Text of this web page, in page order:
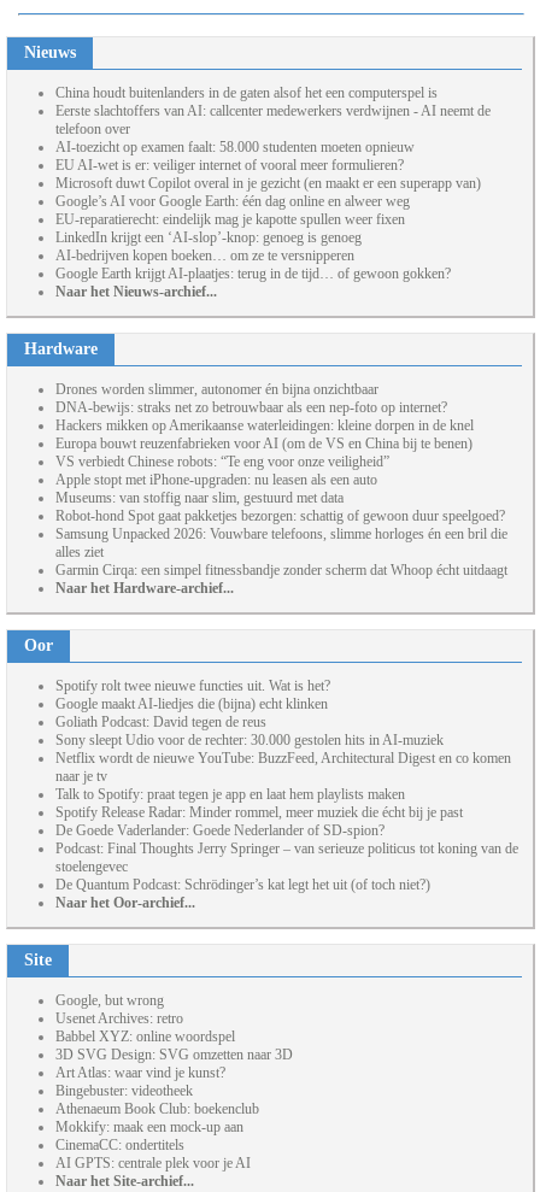
Nieuws
China houdt buitenlanders in de gaten alsof het een computerspel is
Eerste slachtoffers van AI: callcenter medewerkers verdwijnen - AI neemt de
telefoon over
AI-toezicht op examen faalt: 58.000 studenten moeten opnieuw
EU AI-wet is er: veiliger internet of vooral meer formulieren?
Microsoft duwt Copilot overal in je gezicht (en maakt er een superapp van)
Google’s AI voor Google Earth: één dag online en alweer weg
EU-reparatierecht: eindelijk mag je kapotte spullen weer fixen
LinkedIn krijgt een ‘AI-slop’-knop: genoeg is genoeg
AI-bedrijven kopen boeken… om ze te versnipperen
Google Earth krijgt AI-plaatjes: terug in de tijd… of gewoon gokken?
Naar het Nieuws-archief...
Hardware
Drones worden slimmer, autonomer én bijna onzichtbaar
DNA-bewijs: straks net zo betrouwbaar als een nep-foto op internet?
Hackers mikken op Amerikaanse waterleidingen: kleine dorpen in de knel
Europa bouwt reuzenfabrieken voor AI (om de VS en China bij te benen)
VS verbiedt Chinese robots: “Te eng voor onze veiligheid”
Apple stopt met iPhone-upgraden: nu leasen als een auto
Museums: van stoffig naar slim, gestuurd met data
Robot-hond Spot gaat pakketjes bezorgen: schattig of gewoon duur speelgoed?
Samsung Unpacked 2026: Vouwbare telefoons, slimme horloges én een bril die
alles ziet
Garmin Cirqa: een simpel fitnessbandje zonder scherm dat Whoop écht uitdaagt
Naar het Hardware-archief...
Oor
Spotify rolt twee nieuwe functies uit. Wat is het?
Google maakt AI-liedjes die (bijna) echt klinken
Goliath Podcast: David tegen de reus
Sony sleept Udio voor de rechter: 30.000 gestolen hits in AI-muziek
Netflix wordt de nieuwe YouTube: BuzzFeed, Architectural Digest en co komen
naar je tv
Talk to Spotify: praat tegen je app en laat hem playlists maken
Spotify Release Radar: Minder rommel, meer muziek die écht bij je past
De Goede Vaderlander: Goede Nederlander of SD-spion?
Podcast: Final Thoughts Jerry Springer – van serieuze politicus tot koning van de
stoelengevec
De Quantum Podcast: Schrödinger’s kat legt het uit (of toch niet?)
Naar het Oor-archief...
Site
Google, but wrong
Usenet Archives: retro
Babbel XYZ: online woordspel
3D SVG Design: SVG omzetten naar 3D
Art Atlas: waar vind je kunst?
Bingebuster: videotheek
Athenaeum Book Club: boekenclub
Mokkify: maak een mock-up aan
CinemaCC: ondertitels
AI GPTS: centrale plek voor je AI
Naar het Site-archief...